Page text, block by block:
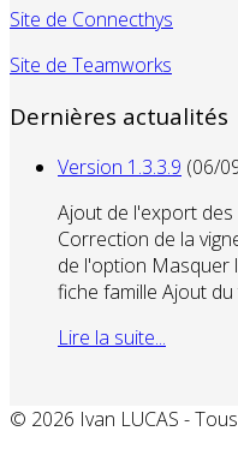
Site de Connecthys
Site de Teamworks
Dernières actualités
Version 1.3.3.9 (06/
Ajout de l'export
Correction de la
de l'option Masquer
fiche famille Ajout du
Lire la suite...
© 2026 Ivan LUCAS -